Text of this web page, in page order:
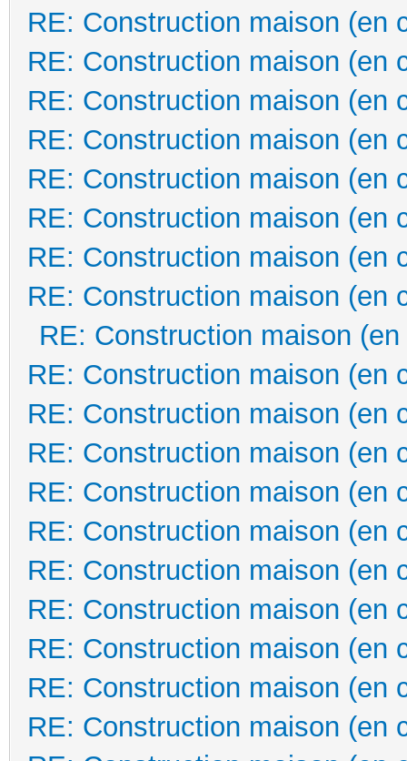
RE: Construction maison (en
RE: Construction maison (en
RE: Construction maison (en
RE: Construction maison (en
RE: Construction maison (en
RE: Construction maison (en
RE: Construction maison (en
RE: Construction maison (en
RE: Construction maison
RE: Construction maison (en
RE: Construction maison (en
RE: Construction maison (en
RE: Construction maison (en
RE: Construction maison (en
RE: Construction maison (en
RE: Construction maison (en
RE: Construction maison (en
RE: Construction maison (en
RE: Construction maison (en